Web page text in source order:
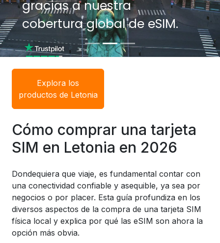
gracias a nuestra
cobertura global de eSIM.
gracias a nuestra
cobertura global de eSIM.
Explora los
productos de Letonia
Cómo comprar una tarjeta
SIM en Letonia en 2026
Dondequiera que viaje, es fundamental contar con
una conectividad confiable y asequible, ya sea por
negocios o por placer. Esta guía profundiza en los
diversos aspectos de la compra de una tarjeta SIM
física local y explica por qué las eSIM son ahora la
opción más obvia.